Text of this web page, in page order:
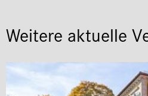
Weitere aktuelle